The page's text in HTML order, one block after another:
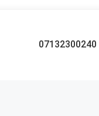
07132300240